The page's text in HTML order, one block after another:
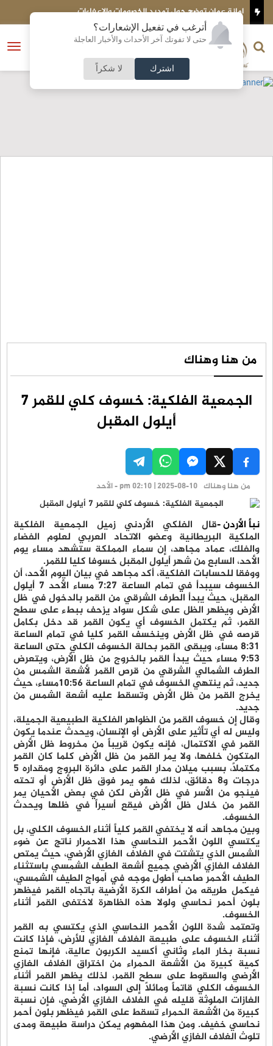
أترغب في تفعيل الإشعارات؟
حتى لا تفوتك آخر الأحداث والأخبار العاجلة
اشترك لا شكراً
تركيا تتوقع انضمام مصر إلى اتفاق الدفاع مع
فتح
الناشر و رئيس التحرير
النسخة الكاملة
من هنا وهناك
الجمعية الفلكية: خسوف كلي للقمر 7
أيلول المقبل
من هنا وهناك pm 02:10 | 2025-08-10 - الأحد
نبأ الأردن -قال الفلكي الأردني زميل الجمعية الفلكية
الملكية البريطانية وعضو الاتحاد العربي لعلوم الفضاء
والفلك، عماد مجاهد، إن سماء المملكة ستشهد مساء يوم
الأحد، السابع من شهر أيلول المقبل خسوفا كليا للقمر.
ووفقا للحسابات الفلكية، أكد مجاهد في بيان اليوم الأحد، أن
الخسوف سيبدأ في تمام الساعة 7:27 مساء الأحد 7 أيلول
المقبل، حيث يبدأ الطرف الشرقي من القمر بالدخول في ظل
الأرض ويظهر الظل على شكل سواد يزحف ببطء على سطح
القمر، ثم يكتمل الخسوف أي يكون القمر قد دخل بكامل
قرصه في ظل الأرض وينخسف القمر كليا في تمام الساعة
8:31 مساء، ويبقى القمر بحالة الخسوف الكلي حتى الساعة
9:53 مساء حيث يبدأ القمر بالخروج من ظل الأرض، ويتعرض
الطرف الشمالي الشرقي من قرص القمر لأشعة الشمس من
جديد، ثم ينتهي الخسوف في تمام الساعة 10:56مساء، حيث
يخرج القمر من ظل الأرض وتسقط عليه أشعة الشمس من
جديد.
وقال إن خسوف القمر من الظواهر الفلكية الطبيعية الجميلة،
وليس له أي تأثير على الأرض أو الإنسان، ويحدث عندما يكون
القمر في الاكتمال، فإنه يكون قريباً من مخروط ظل الأرض
المتكون خلفها، ولا يمر القمر من ظل الأرض كلما كان القمر
مكتملاً، بسبب ميلان مدار القمر على دائرة البروج ومقداره 5
درجات و8 دقائق، لذلك فهو يمر فوق ظل الأرض أو تحته
فينجو من الأسر في ظل الأرض لكن في بعض الأحيان يمر
القمر من خلال ظل الأرض فيقع أسيراً في ظلها ويحدث
الخسوف.
وبين مجاهد أنه لا يختفي القمر كلياً أثناء الخسوف الكلي، بل
يكتسي اللون الأحمر النحاسي هذا الاحمرار ناتج عن ضوء
الشمس الذي يتشتت في الغلاف الغازي الأرضي، حيث يمتص
الغلاف الغازي الأرضي جميع أشعة الطيف الشمسي باستثناء
الطيف الأحمر صاحب أطول موجه في أمواج الطيف الشمسي،
فيكمل طريقه من أطراف الكرة الأرضية باتجاه القمر فيظهر
بلون أحمر نحاسي ولولا هذه الظاهرة لاختفى القمر أثناء
الخسوف.
وتعتمد شدة اللون الأحمر النحاسي الذي يكتسي به القمر
أثناء الخسوف على طبيعة الغلاف الغازي للأرض، فإذا كانت
نسبة بخار الماء وثاني أكسيد الكربون عالية، فإنها تمنع
كمية كبيرة من الأشعة الحمراء من اختراق الغلاف الغازي
الأرضي والسقوط على سطح القمر، لذلك يظهر القمر أثناء
الخسوف الكلي قاتماً ومائلاً إلى السواد، أما إذا كانت نسبة
الغازات الملوثة قليله في الغلاف الغازي الأرضي، فإن نسبة
كبيرة من الأشعة الحمراء تسقط على القمر فيظهر بلون أحمر
نحاسي خفيف. ومن هذا المفهوم يمكن دراسة طبيعة ومدى
تلوث الغلاف الغازي الأرضي.